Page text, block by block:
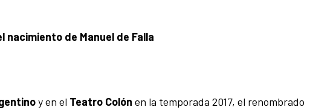
nacimiento de Manuel de Falla
y en el Teatro Colón en la temporada 2017, el renombrado